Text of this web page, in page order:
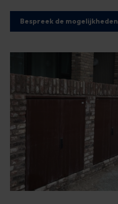
Bespreek de mogelijkheden